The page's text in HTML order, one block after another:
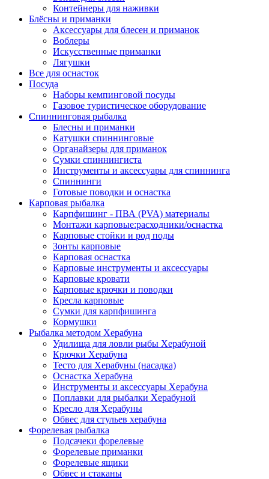
Контейнеры для наживки
Блёсны и приманки
Аксессуары для блесен и приманок
Воблеры
Искусственные приманки
Лягушки
Все для оснасток
Посуда
Наборы кемпинговой посуды
Газовое туристическое оборудование
Спиннинговая рыбалка
Блесны и приманки
Катушки спиннинговые
Органайзеры для приманок
Сумки спиннингиста
Инструменты и аксессуары для спиннинга
Спиннинги
Готовые поводки и оснастка
Карповая рыбалка
Карпфишинг - ПВА (PVA) материалы
Монтажи карповые:расходники/оснастка
Карповые стойки и род поды
Зонты карповые
Карповая оснастка
Карповые инструменты и аксессуары
Карповые кровати
Карповые крючки и поводки
Кресла карповые
Сумки для карпфишинга
Кормушки
Рыбалка методом Херабуна
Удилища для ловли рыбы Херабуной
Крючки Херабуна
Тесто для Херабуны (насадка)
Оснастка Херабуна
Инструменты и аксессуары Херабуна
Поплавки для рыбалки Херабуной
Кресло для Херабуны
Обвес для стульев херабуна
Форелевая рыбалка
Подсачеки форелевые
Форелевые приманки
Форелевые ящики
Обвес и стаканы